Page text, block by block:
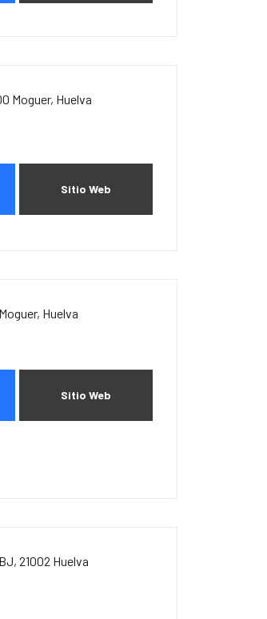
Moguer, Huelva
Sitio Web
Huelva
Sitio Web
21002 Huelva